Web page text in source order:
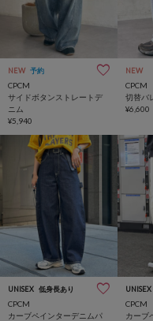
NEW 予約
CPCM
サイドボタンストレートデ
ニム
¥5,940
NEW
CPCM
切替バ
¥6,600
UNISEX 低身長あり
CPCM
カーブペインターデニムパ
UNISEX
CPCM
カーブ